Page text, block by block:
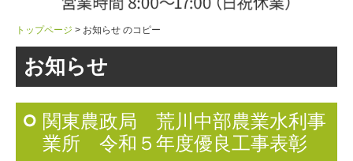
事業内容
採用情報
先輩インタビュー
数字で見る
トップページ お知らせ のコピー
お知らせ
関東農政局 荒川中部農業水利事
業所 令和５年度優良工事表彰